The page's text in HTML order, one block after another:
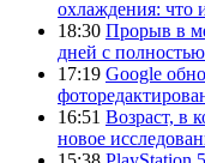
охлаждения: что
18:30 Прорыв в
дней с
17:19 Google
16:51 Возраст, в
новое